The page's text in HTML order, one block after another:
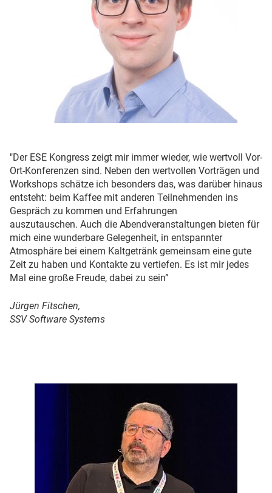
"Der ESE Kongress zeigt mir immer wieder, wie wertvoll Vor-
Ort-Konferenzen sind. Neben den wertvollen Vorträgen und
Workshops schätze ich besonders das, was darüber hinaus
entsteht: beim Kaffee mit anderen Teilnehmenden ins
Gespräch zu kommen und Erfahrungen
auszutauschen. Auch die Abendveranstaltungen bieten für
mich eine wunderbare Gelegenheit, in entspannter
Atmosphäre bei einem Kaltgetränk gemeinsam eine gute
Zeit zu haben und Kontakte zu vertiefen. Es ist mir jedes
Mal eine große Freude, dabei zu sein”
Jürgen Fitschen,
SSV Software Systems